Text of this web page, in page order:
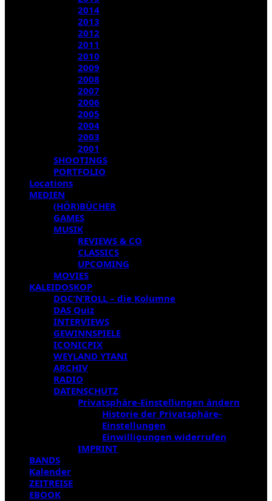
2014
2013
2012
2011
2010
2009
2008
2007
2006
2005
2004
2003
2001
SHOOTINGS
PORTFOLIO
Locations
MEDIEN
(HÖR)BÜCHER
GAMES
MUSIK
REVIEWS & CO
CLASSICS
UPCOMING
MOVIES
KALEIDOSKOP
DOC’N’ROLL – die Kolumne
DAS Quiz
INTERVIEWS
GEWINNSPIELE
ICONICPIX
WEYLAND YTANI
ARCHIV
RADIO
DATENSCHUTZ
Privatsphäre-Einstellungen ändern
Historie der Privatsphäre-
Einstellungen
Einwilligungen widerrufen
IMPRINT
BANDS
Kalender
ZEITREISE
EBOOK